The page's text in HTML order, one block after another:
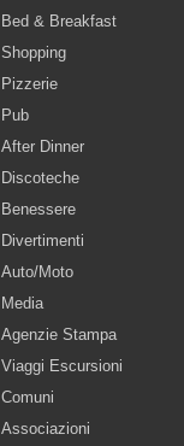
Bed & Breakfast
Shopping
Pizzerie
Pub
After Dinner
Discoteche
Benessere
Divertimenti
Auto/Moto
Media
Agenzie Stampa
Viaggi Escursioni
Comuni
Associazioni